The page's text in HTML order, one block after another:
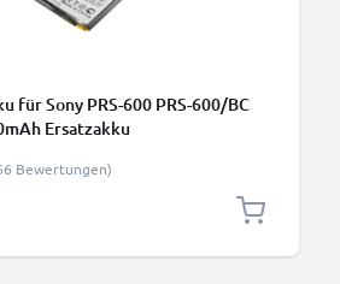
für Sony PRS-600 PRS-600/BC
Ersatzakku
Bewertungen)